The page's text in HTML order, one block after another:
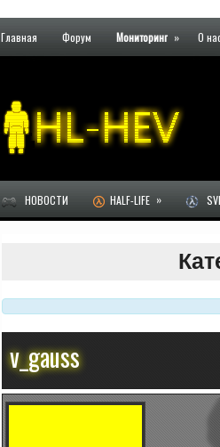
Главная Форум Мониторинг » О
НОВОСТИ HALF-LIFE »
v_gauss